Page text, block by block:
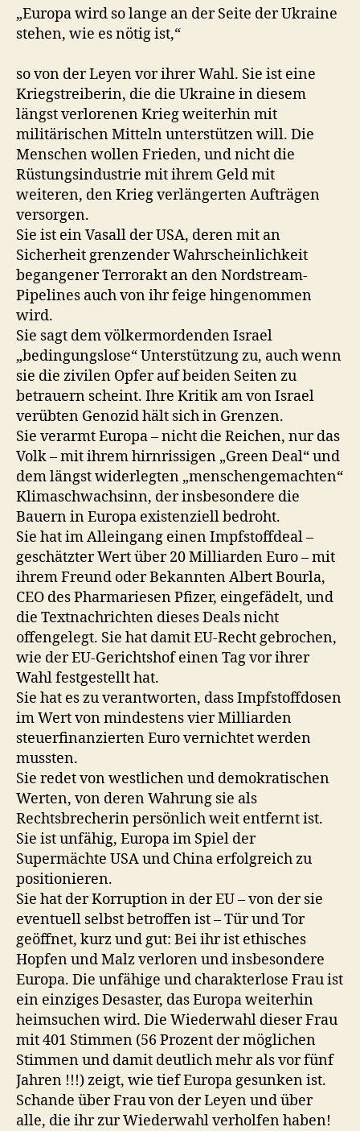
„Europa wird so lange an der Seite der Ukraine
stehen, wie es nötig ist,“
so von der Leyen vor ihrer Wahl. Sie ist eine
Kriegstreiberin, die die Ukraine in diesem
längst verlorenen Krieg weiterhin mit
militärischen Mitteln unterstützen will. Die
Menschen wollen Frieden, und nicht die
Rüstungsindustrie mit ihrem Geld mit
weiteren, den Krieg verlängerten Aufträgen
versorgen.
Sie ist ein Vasall der USA, deren mit an
Sicherheit grenzender Wahrscheinlichkeit
begangener Terrorakt an den Nordstream-
Pipelines auch von ihr feige hingenommen
wird.
Sie sagt dem völkermordenden Israel
„bedingungslose“ Unterstützung zu, auch wenn
sie die zivilen Opfer auf beiden Seiten zu
betrauern scheint. Ihre Kritik am von Israel
verübten Genozid hält sich in Grenzen.
Sie verarmt Europa – nicht die Reichen, nur das
Volk – mit ihrem hirnrissigen „Green Deal“ und
dem längst widerlegten „menschengemachten“
Klimaschwachsinn, der insbesondere die
Bauern in Europa existenziell bedroht.
Sie hat im Alleingang einen Impfstoffdeal –
geschätzter Wert über 20 Milliarden Euro – mit
ihrem Freund oder Bekannten Albert Bourla,
CEO des Pharmariesen Pfizer, eingefädelt, und
die Textnachrichten dieses Deals nicht
offengelegt. Sie hat damit EU-Recht gebrochen,
wie der EU-Gerichtshof einen Tag vor ihrer
Wahl festgestellt hat.
Sie hat es zu verantworten, dass Impfstoffdosen
im Wert von mindestens vier Milliarden
steuerfinanzierten Euro vernichtet werden
mussten.
Sie redet von westlichen und demokratischen
Werten, von deren Wahrung sie als
Rechtsbrecherin persönlich weit entfernt ist.
Sie ist unfähig, Europa im Spiel der
Supermächte USA und China erfolgreich zu
positionieren.
Sie hat der Korruption in der EU – von der sie
eventuell selbst betroffen ist – Tür und Tor
geöffnet, kurz und gut: Bei ihr ist ethisches
Hopfen und Malz verloren und insbesondere
Europa. Die unfähige und charakterlose Frau ist
ein einziges Desaster, das Europa weiterhin
heimsuchen wird. Die Wiederwahl dieser Frau
mit 401 Stimmen (56 Prozent der möglichen
Stimmen und damit deutlich mehr als vor fünf
Jahren !!!) zeigt, wie tief Europa gesunken ist.
Schande über Frau von der Leyen und über
alle, die ihr zur Wiederwahl verholfen haben!